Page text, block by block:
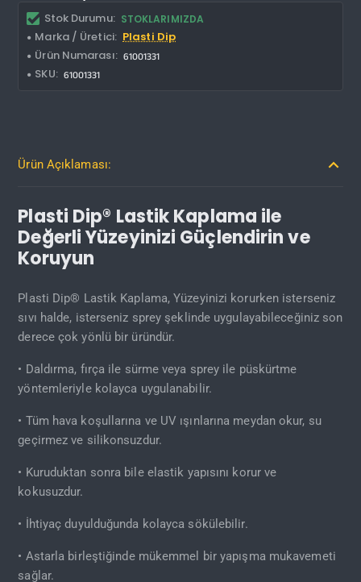
Stok Durumu: STOKLARIMIZDA
Marka / Üretici: Plasti Dip
Ürün Numarası: 61001331
SKU: 61001331
Ürün Açıklaması:
Plasti Dip® Lastik Kaplama ile
Değerli Yüzeyinizi Güçlendirin ve
Koruyun
Plasti Dip® Lastik Kaplama, Yüzeyinizi korurken isterseniz
sıvı halde, isterseniz sprey şeklinde uygulayabileceğiniz son
derece çok yönlü bir üründür.
• Daldırma, fırça ile sürme veya sprey ile püskürtme
yöntemleriyle kolayca uygulanabilir.
• Tüm hava koşullarına ve UV ışınlarına meydan okur, su
geçirmez ve silikonsuzdur.
• Kuruduktan sonra bile elastik yapısını korur ve
kokusuzdur.
• İhtiyaç duyulduğunda kolayca sökülebilir.
• Astarla birleştiğinde mükemmel bir yapışma mukavemeti
sağlar.